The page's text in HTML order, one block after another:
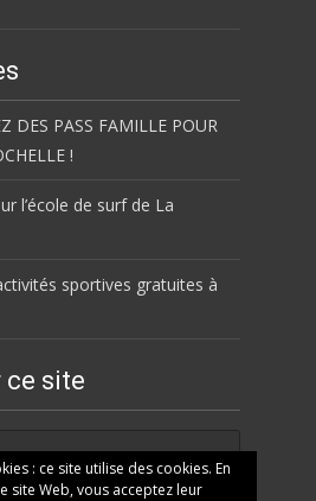
DES PASS FAMILLE POUR
!
l’école de surf de La
sportives gratuites à
ce site
: ce site utilise des cookies. En
site Web, vous acceptez leur